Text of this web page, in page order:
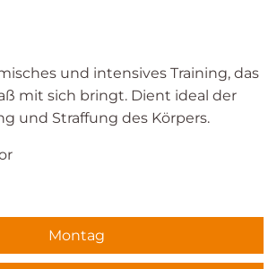
und intensives Training, das
mit sich bringt. Dient ideal der
und Straffung des Körpers.
Montag